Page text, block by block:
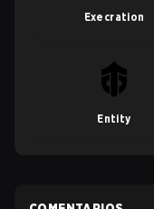
Execration
Entity